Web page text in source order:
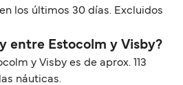
los últimos 30 días. Excluidos
entre Estocolm y Visby?
y Visby es de aprox. 113
náuticas.